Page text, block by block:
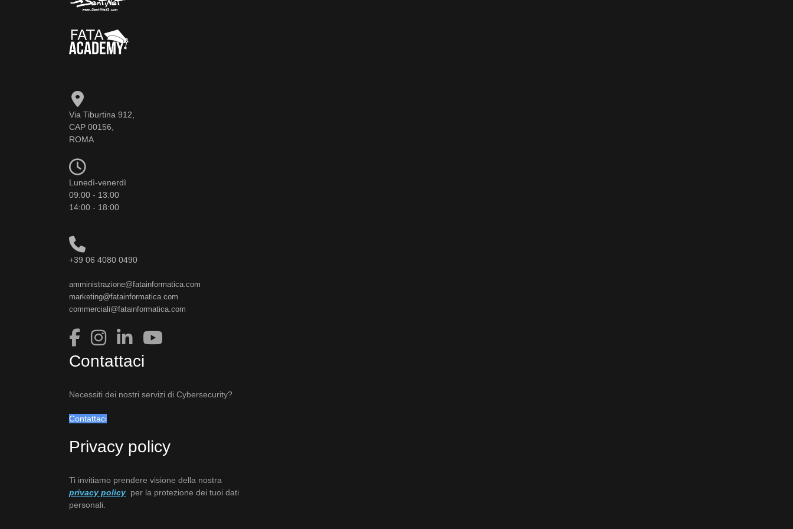
Via Tiburtina 912,
CAP 00156,
ROMA
Lunedì-venerdì
09:00 - 13:00
14:00 - 18:00
+39 06 4080 0490
amministrazione@fatainformatica.com
marketing@fatainformatica.com
commerciali@fatainformatica.com
Contattaci
Necessiti dei nostri servizi di Cybersecurity?
Contattaci
Privacy policy
Ti invitiamo prendere visione della nostra
privacy policy per la protezione dei tuoi dati
personali.